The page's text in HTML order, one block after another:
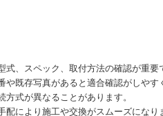
式、スペック、取付方法の確認が重要
や既存写真があると適合確認がしやす
式が異なることがあります。
配により施工や交換がスムーズになり